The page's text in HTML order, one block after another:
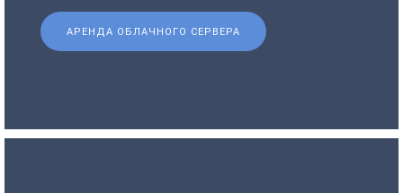
АРЕНДА ОБЛАЧНОГО СЕРВЕРА